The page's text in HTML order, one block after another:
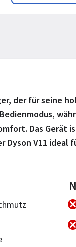
der für seine
Das Gerät
V11